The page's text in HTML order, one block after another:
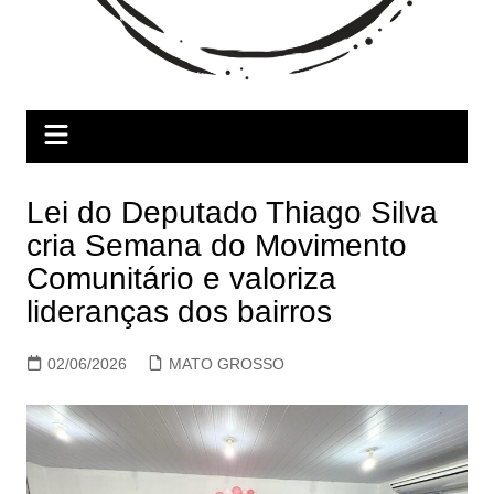
Lei do Deputado Thiago Silva
cria Semana do Movimento
Comunitário e valoriza
lideranças dos bairros
02/06/2026 MATO GROSSO